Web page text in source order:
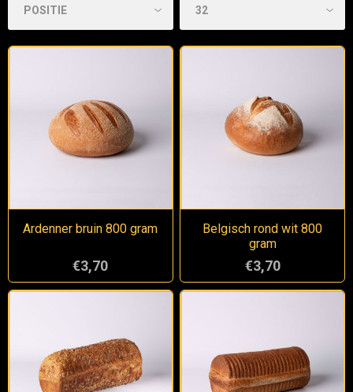
Ardenner bruin 800 gram
€3,70
Belgisch rond wit 800
gram
€3,70